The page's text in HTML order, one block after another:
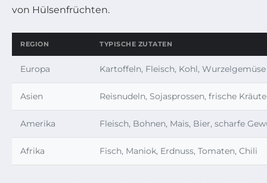
von Hülsenfrüchten.
REGION TYPISCHE ZUTATEN
Europa Kartoffeln, Fleisch, Kohl, Wurzelgemüse
Asien Reisnudeln, Sojasprossen, frische
Amerika Fleisch, Bohnen, Mais, Bier, scharfe
Afrika Fisch, Maniok, Erdnuss, Tomaten, Chili